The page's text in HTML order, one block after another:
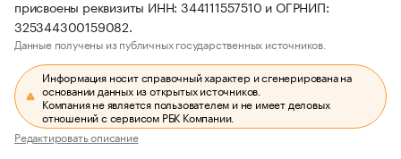
присвоены реквизиты ИНН: 344111557510 и ОГРНИП:
325344300159082.
Данные получены из публичных государственных источников.
Информация носит справочный характер и сгенерирована на
основании данных из открытых источников.
Компания не является пользователем и не имеет деловых
отношений с сервисом РБК Компании.
Редактировать описание